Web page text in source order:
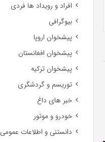
افراد و رویداد ها فردی
بیوگرافی
پیشخوان اروپا
پیشخوان افغانستان
پیشخوان ترکیه
توریسم و گردشگری
خبر های داغ
خودرو و موتور
دانستنی و اطلاعات عمومی